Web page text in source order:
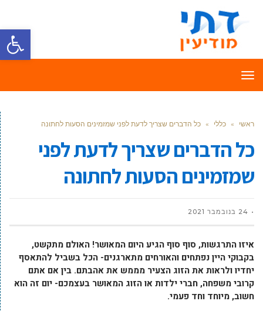
פתח
תפריט
ראשי » כללי » כל הדברים שצריך לדעת לפני שמזמינים הסעות לחתונה
כל הדברים שצריך לדעת לפני
שמזמינים הסעות לחתונה
24 בנובמבר 2021
איזו התרגשות, סוף סוף הגיע היום המאושר! האולם מתקשט,
בקבוקי היין נפתחים והאורחים מתארגנים- הכל בשביל להתאסף
יחדיו ולראות את הזוג הצעיר מממש את אהבתם. בין אם אתם
קרובי משפחה, חברי ילדות או הזוג המאושר בעצמכם- יום זה הוא
חשוב, מיוחד וחד פעמי.